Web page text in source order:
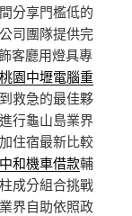
分享門檻低的
司團隊提供完
客廳用燈具專
桃園中壢電腦重
救急的最佳夥
行龜山島業界
住宿最新比較
中和機車借款輔
成分組合挑戰
界自助依照政